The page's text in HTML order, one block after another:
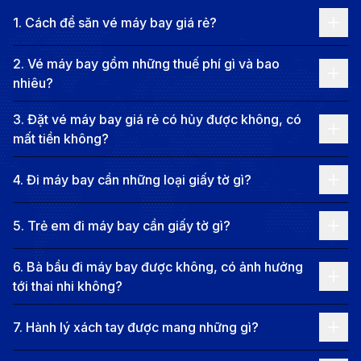
Hồ Chí Minh mà còn hấp dẫn bởi những con phố nhỏ
quanh co, các khu chợ truyền thống và những quán
ăn vỉa hè mang đậm hương vị đất Bắc.
Hà Nội còn là trung tâm văn hóa, chính trị, giáo dục
và du lịch hàng đầu của Việt Nam. Không khí bốn
mùa rõ rệt, đặc biệt là mùa thu dịu dàng, khiến nơi
đây trở thành điểm đến lý tưởng cho du khách trong
và ngoài nước. Với nền ẩm thực phong phú, con
người thân thiện và phong cảnh hài hòa giữa xưa và
nay, Hà Nội hứa hẹn mang lại cho bạn một hành trình
khám phá đầy ấn tượng và đáng nhớ.
Hà Nội không chỉ nổi bật bởi chiều sâu lịch sử mà còn
là cái nôi của nhiều giá trị văn hóa truyền thống.
1. Cách để săn vé máy bay giá rẻ?
2. Vé máy bay gồm những thuế phí gì và bao
nhiêu?
3. Đặt vé máy bay giá rẻ có hủy được không, có
mất tiền không?
4. Đi máy bay cần những loại giấy tờ gì?
5. Trẻ em đi máy bay cần giấy tờ gì?
6. Bà bầu đi máy bay được không, có ảnh hưởng
tới thai nhi không?
7. Hành lý xách tay được mang những gì?